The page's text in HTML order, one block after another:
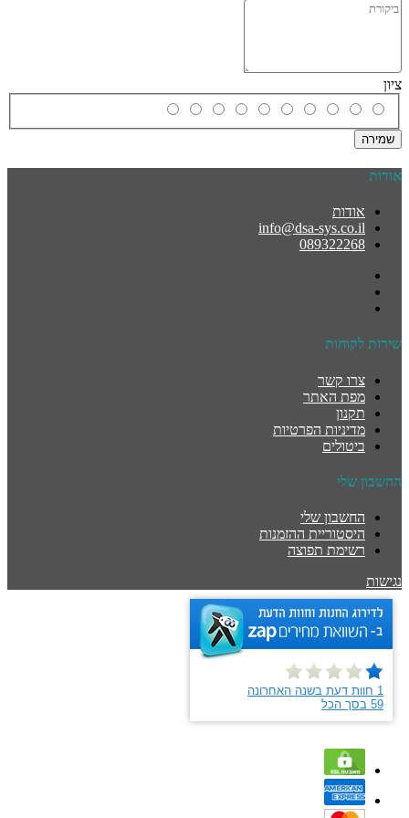
ציון
שמירה
אודות
אודות
info@dsa-sys.co.il
089322268
שירות לקוחות
צרו קשר
מפת האתר
תקנון
מדיניות הפרטיות
ביטולים
החשבון שלי
החשבון שלי
היסטוריית ההזמנות
רשימת תפוצה
נגישות